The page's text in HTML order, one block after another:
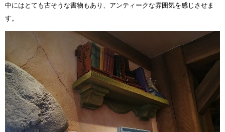
中にはとても古そうな書物もあり、アンティークな雰囲気を感じさせま
す。